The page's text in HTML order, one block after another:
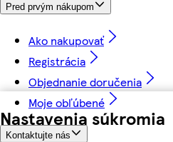
Nastavenia súkromia
Pred prvým nákupom
Ako nakupovať
Registrácia
Objednanie doručenia
Moje obľúbené
Kontaktujte nás